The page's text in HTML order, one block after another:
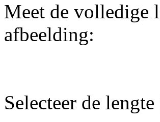
Meet de volledige
afbeelding:
Selecteer de